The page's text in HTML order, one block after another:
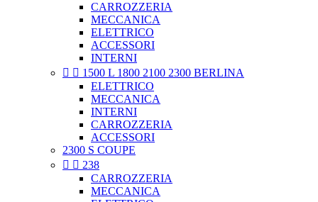
CARROZZERIA
MECCANICA
ELETTRICO
ACCESSORI
INTERNI
  1500 L 1800 2100 2300 BERLINA
ELETTRICO
MECCANICA
INTERNI
CARROZZERIA
ACCESSORI
2300 S COUPE
  238
CARROZZERIA
MECCANICA